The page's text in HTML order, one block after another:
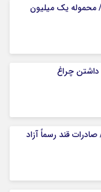
محموله یک میلیون
داشتن چراغ
قند رسماً آزاد